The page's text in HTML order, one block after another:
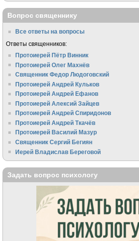
Вопрос священнику
Все ответы на вопросы
Ответы священников:
Протоиерей Пётр Винник
Протоиерей Олег Махнёв
Священник Федор Людоговский
Протоиерей Андрей Кульков
Протоиерей Андрей Ефанов
Протоиерей Алексий Зайцев
Протоиерей Андрей Спиридонов
Протоиерей Андрей Ткачёв
Протоиерей Василий Мазур
Священник Сергий Бегиян
Иерей Владислав Береговой
Задать вопрос психологу